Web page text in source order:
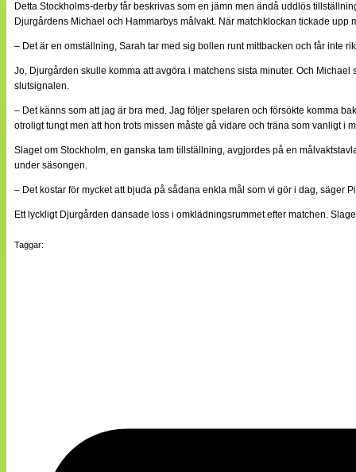
Statistik
Tipsa Damfotboll
Kontakt
Detta Stockholms-derby får beskrivas som en jämn men ändå uddlös
Djurgårdens Michael och Hammarbys målvakt. När matchklockan tickade upp
– Det är en omställning, Sarah tar med sig bollen runt mittbacken och får inte
Jo, Djurgården skulle komma att avgöra i matchens sista minuter. Och
slutsignalen.
– Det känns som att jag är bra med. Jag följer spelaren och försökte komma
otroligt tungt men att hon trots missen måste gå vidare och träna som vanligt i
Slaget om Stockholm, en ganska tam tillställning, avgjordes på en
under säsongen.
– Det kostar för mycket att bjuda på sådana enkla mål som vi gör i dag, säger
Ett lyckligt Djurgården dansade loss i omklädningsrummet efter matchen.
Taggar: